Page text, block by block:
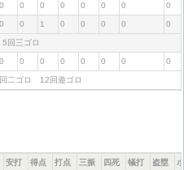
0 0 0 0 0 0 0 0
0 0 1 0 0 0 0 0
5回三ゴロ
0 0 0 0 0 0 0 0
二ゴロ 12回遊ゴロ
安打 得点 打点 三振 四死 犠打 盗塁